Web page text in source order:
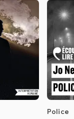
Police